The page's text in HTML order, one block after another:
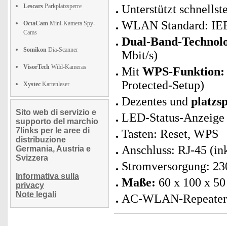
Lescars Parkplatzsperre
OctaCam Mini-Kamera Spy-
Cams
Somikon Dia-Scanner
VisorTech Wild-Kameras
Xystec Kartenleser
Sito web di servizio e
supporto del marchio
7links per le aree di
distribuzione
Germania, Austria e
Svizzera
Informativa sulla
privacy
Note legali
Unterstützt
WLAN Standard:
Dual-Band-
Mbit/s)
Mit WPS-Funktion:
Protected-Setup)
Dezentes und
LED-Status-Anzeige
Tasten: Reset, WPS
Anschluss: RJ-45
Stromversorgung:
Maße: 60 x 100 x
AC-WLAN-